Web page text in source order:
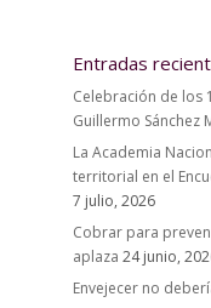
Entradas
Celebración de los
Guillermo Sánchez
La Academia
territorial en el
7 julio, 2026
Cobrar para
aplaza 24 junio,
Envejecer no